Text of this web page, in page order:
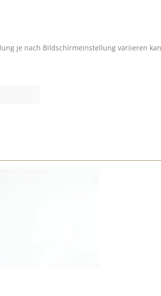
je nach Bildschirmeinstellung variieren